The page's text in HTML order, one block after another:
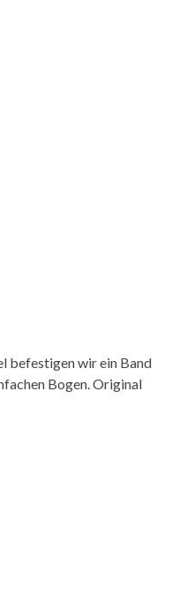
befestigen wir ein Band
Bogen. Original